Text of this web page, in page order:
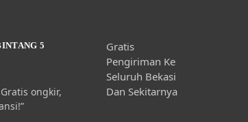
5
ongkir,
Gratis
Pengiriman Ke
Seluruh Bekasi
Dan Sekitarnya